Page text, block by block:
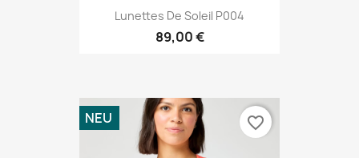
Lunettes De Soleil P004
89,00 €
NEU favorite_border